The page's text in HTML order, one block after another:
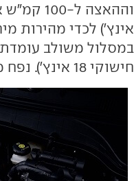
חישוקי 18 אינץ'). נפח מיכל הדלק עומד על 38 ליטרים בלבד.